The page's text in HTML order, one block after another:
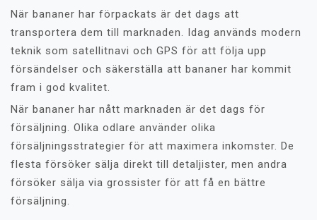
När bananer har förpackats är det dags att
transportera dem till marknaden. Idag används modern
teknik som satellitnavi och GPS för att följa upp
försändelser och säkerställa att bananer har kommit
fram i god kvalitet.
När bananer har nått marknaden är det dags för
försäljning. Olika odlare använder olika
försäljningsstrategier för att maximera inkomster. De
flesta försöker sälja direkt till detaljister, men andra
försöker sälja via grossister för att få en bättre
försäljning.